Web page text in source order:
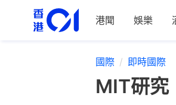
港聞 娛樂
國際 即時國際
MIT研究